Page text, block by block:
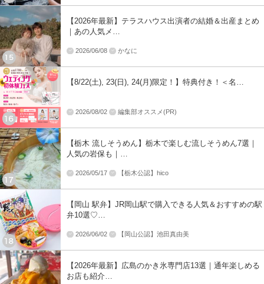
【2026年最新】テラスハウス出演者の結婚＆出産まとめ
｜あの人気メ…
2026/06/08 かなに
【8/22(土), 23(日), 24(月)限定！】特典付き！＜名…
2026/08/02 編集部オススメ(PR)
【栃木 流しそうめん】栃木で楽しむ流しそうめん7選｜
人気の岩保も｜…
2026/05/17 【栃木公認】hico
【岡山 駅弁】JR岡山駅で購入できる人気＆おすすめの駅
弁10選♡…
2026/06/02 【岡山公認】池田真由美
【2026年最新】広島のかき氷専門店13選｜通年楽しめる
お店も紹介…